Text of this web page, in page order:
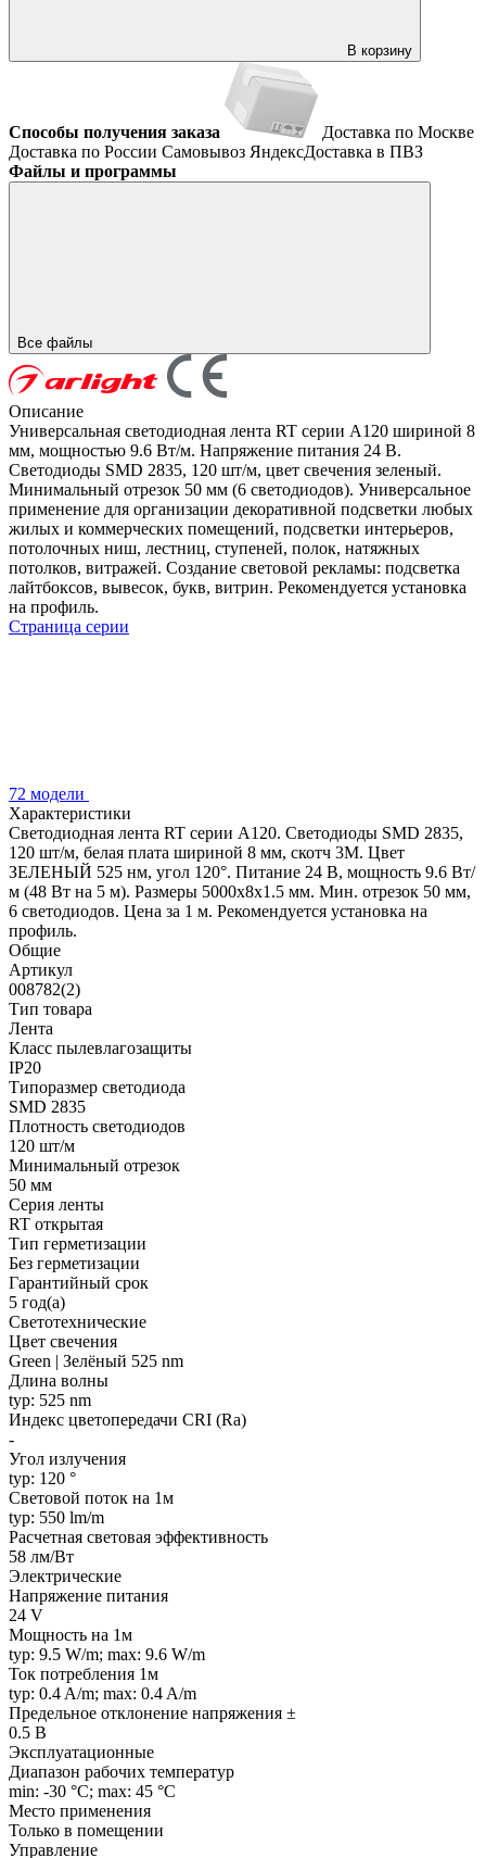
В корзину
Способы получения заказа
Доставка по Москве
Доставка по России Самовывоз ЯндексДоставка в ПВЗ
Файлы и программы
Все файлы
Описание
Универсальная светодиодная лента RT серии A120 шириной 8
мм, мощностью 9.6 Вт/м. Напряжение питания 24 В.
Светодиоды SMD 2835, 120 шт/м, цвет свечения зеленый.
Минимальный отрезок 50 мм (6 светодиодов). Универсальное
применение для организации декоративной подсветки любых
жилых и коммерческих помещений, подсветки интерьеров,
потолочных ниш, лестниц, ступеней, полок, натяжных
потолков, витражей. Создание световой рекламы: подсветка
лайтбоксов, вывесок, букв, витрин. Рекомендуется установка
на профиль.
Страница серии
72 модели
Характеристики
Светодиодная лента RT серии A120. Светодиоды SMD 2835,
120 шт/м, белая плата шириной 8 мм, скотч 3M. Цвет
ЗЕЛЕНЫЙ 525 нм, угол 120°. Питание 24 В, мощность 9.6 Вт/
м (48 Вт на 5 м). Размеры 5000x8x1.5 мм. Мин. отрезок 50 мм,
6 светодиодов. Цена за 1 м. Рекомендуется установка на
профиль.
Общие
Артикул
008782(2)
Тип товара
Лента
Класс пылевлагозащиты
IP20
Типоразмер светодиода
SMD 2835
Плотность светодиодов
120 шт/м
Минимальный отрезок
50 мм
Серия ленты
RT открытая
Тип герметизации
Без герметизации
Гарантийный срок
5 год(а)
Светотехнические
Цвет свечения
Green | Зелёный 525 nm
Длина волны
typ: 525 nm
Индекс цветопередачи CRI (Ra)
-
Угол излучения
typ: 120 °
Световой поток на 1м
typ: 550 lm/m
Расчетная световая эффективность
58 лм/Вт
Электрические
Напряжение питания
24 V
Мощность на 1м
typ: 9.5 W/m; max: 9.6 W/m
Ток потребления 1м
typ: 0.4 A/m; max: 0.4 A/m
Предельное отклонение напряжения ±
0.5 В
Эксплуатационные
Диапазон рабочих температур
min: -30 °C; max: 45 °C
Место применения
Только в помещении
Управление